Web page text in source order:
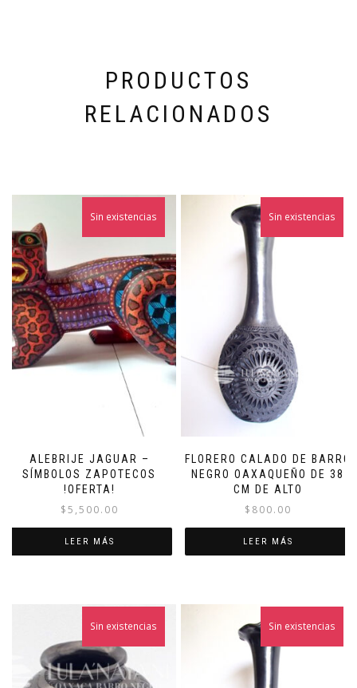
PRODUCTOS
RELACIONADOS
ALEBRIJE JAGUAR –
SÍMBOLOS ZAPOTECOS
!OFERTA!
$5,500.00
Sin existencias
LEER MÁS
FLORERO CALADO DE BARRO
NEGRO OAXAQUEÑO DE 38
CM DE ALTO
$ 800.00
Sin existencias
LEER MÁS
Sin existencias Sin existencias